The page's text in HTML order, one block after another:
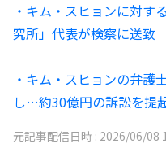
・キム・スヒョンに対
究所」代表が検察に送致
・キム・スヒョンの弁護
し…約30億円の訴訟を提
元記事配信日時 : 2026/06/08